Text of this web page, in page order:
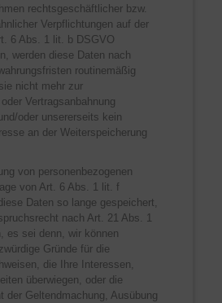
rechtsgeschäftlicher bzw.
Verpflichtungen auf der
6 Abs. 1 lit. b DSGVO
werden diese Daten nach
routinemäßig
nicht mehr zur
Vertragsanbahnung
oder unsererseits kein
an der Weiterspeicherung
von personenbezogenen
von Art. 6 Abs. 1 lit. f
Daten so lange gespeichert,
nach Art. 21 Abs. 1
es sei denn, wir können
Gründe für die
die Ihre Interessen,
überwiegen, oder die
der Geltendmachung, Ausübung